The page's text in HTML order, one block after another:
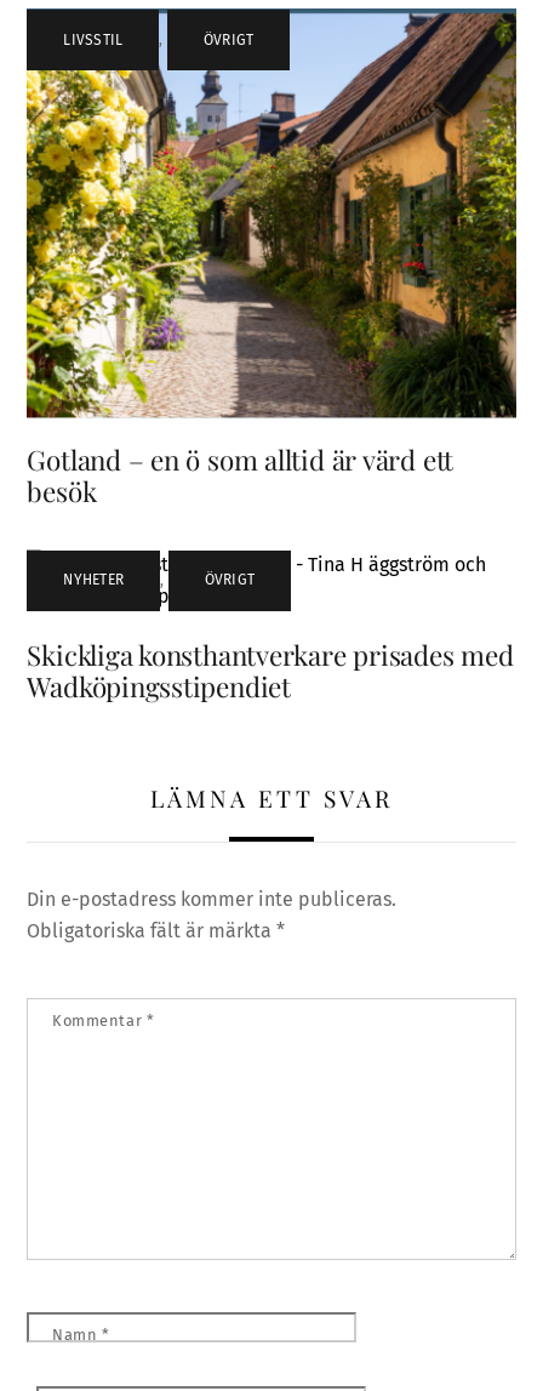
LIVSSTIL , ÖVRIGT
Gotland – en ö som alltid är värd ett
besök
NYHETER , ÖVRIGT
Skickliga konsthantverkare prisades med
Wadköpingsstipendiet
LÄMNA ETT SVAR
Din e-postadress kommer inte publiceras.
Obligatoriska fält är märkta*
Kommentar *
Namn *